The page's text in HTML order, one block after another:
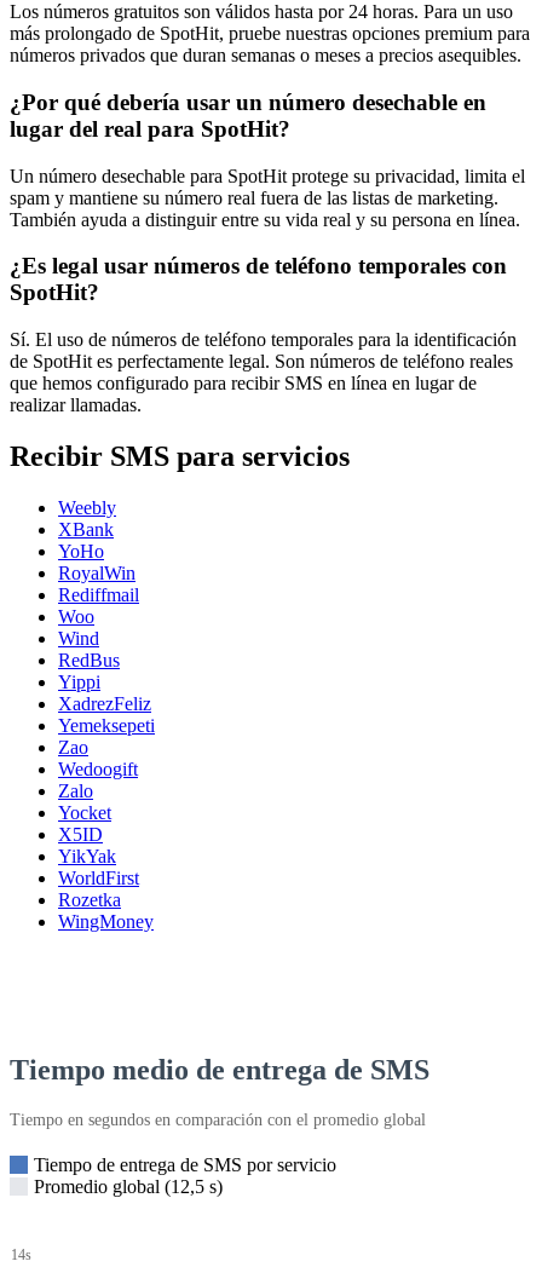
Los números gratuitos son válidos hasta por 24 horas. Para un uso
más prolongado de SpotHit, pruebe nuestras opciones premium para
números privados que duran semanas o meses a precios asequibles.
¿Por qué debería usar un número desechable en
lugar del real para SpotHit?
Un número desechable para SpotHit protege su privacidad, limita el
spam y mantiene su número real fuera de las listas de marketing.
También ayuda a distinguir entre su vida real y su persona en línea.
¿Es legal usar números de teléfono temporales con
SpotHit?
Sí. El uso de números de teléfono temporales para la identificación
de SpotHit es perfectamente legal. Son números de teléfono reales
que hemos configurado para recibir SMS en línea en lugar de
realizar llamadas.
Recibir SMS para servicios
Weebly
XBank
YoHo
RoyalWin
Rediffmail
Woo
Wind
RedBus
Yippi
XadrezFeliz
Yemeksepeti
Zao
Wedoogift
Zalo
Yocket
X5ID
YikYak
WorldFirst
Rozetka
WingMoney
Tiempo medio de entrega de SMS
Tiempo en segundos en comparación con el promedio global
Tiempo de entrega de SMS por servicio
Promedio global (12,5 s)
14s